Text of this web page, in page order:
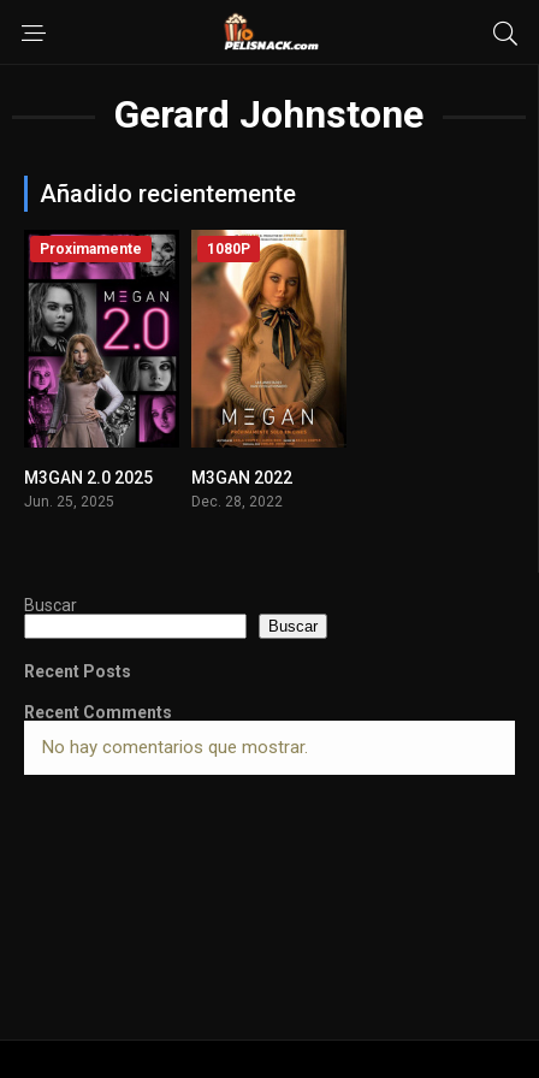
Gerard Johnstone
Añadido recientemente
Proximamente
M3GAN 2.0 2025
Jun. 25, 2025
1080P
M3GAN 2022
Dec. 28, 2022
Buscar
Buscar
Recent Posts
Recent Comments
No hay comentarios que mostrar.